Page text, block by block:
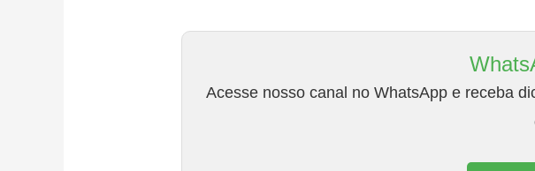
Acesse nosso canal no WhatsApp e receba